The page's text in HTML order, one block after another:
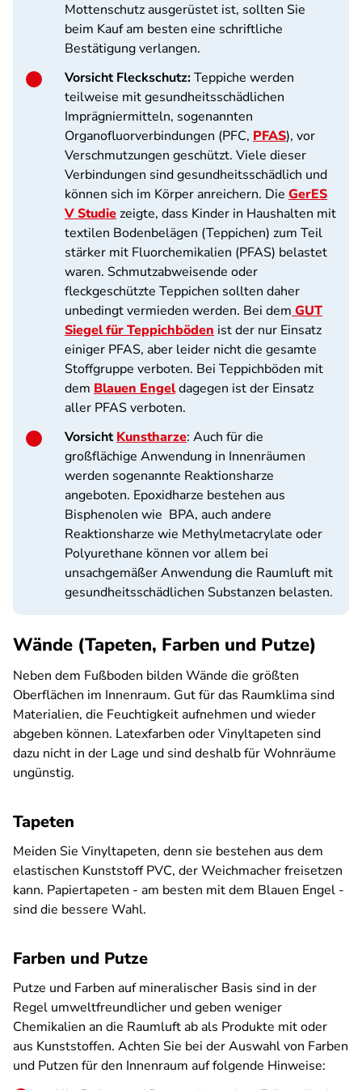
Mottenschutz ausgerüstet ist, sollten Sie
beim Kauf am besten eine schriftliche
Bestätigung verlangen.
Vorsicht Fleckschutz:Teppiche werden
teilweise mit gesundheitsschädlichen
Imprägniermitteln, sogenannten
Organofluorverbindungen (PFC, PFAS), vor
Verschmutzungen geschützt. Viele dieser
Verbindungen sind gesundheitsschädlich und
können sich im Körper anreichern. Die GerES
V Studiezeigte, dass Kinder in Haushalten mit
textilen Bodenbelägen (Teppichen) zum Teil
stärker mit Fluorchemikalien (PFAS) belastet
waren. Schmutzabweisende oder
fleckgeschützte Teppichen sollten daher
unbedingt vermieden werden. Bei dem GUT
Siegel für Teppichböden ist der nur Einsatz
einiger PFAS, aber leider nicht die gesamte
Stoffgruppe verboten. Bei Teppichböden mit
dem Blauen Engeldagegen ist der Einsatz
aller PFAS verboten.
VorsichtKunstharze: Auch für die
großflächige Anwendung in Innenräumen
werden sogenannte Reaktionsharze
angeboten. Epoxidharze bestehen aus
Bisphenolen wie BPA, auch andere
Reaktionsharze wie Methylmetacrylate oder
Polyurethane können vor allem bei
unsachgemäßer Anwendung die Raumluft mit
gesundheitsschädlichen Substanzen belasten.
Wände (Tapeten, Farben und Putze)
Neben dem Fußboden bilden Wände die größten
Oberflächen im Innenraum. Gut für das Raumklima sind
Materialien, die Feuchtigkeit aufnehmen und wieder
abgeben können. Latexfarben oder Vinyltapeten sind
dazu nicht in der Lage und sind deshalb für Wohnräume
ungünstig.
Tapeten
Meiden Sie Vinyltapeten, denn sie bestehen aus dem
elastischen Kunststoff PVC, der Weichmacher freisetzen
kann. Papiertapeten - am besten mit dem Blauen Engel -
sind die bessere Wahl.
Farben und Putze
Putze und Farben auf mineralischer Basis sind in der
Regel umweltfreundlicher und geben weniger
Chemikalien an die Raumluft ab als Produkte mit oder
aus Kunststoffen. Achten Sie bei der Auswahl von Farben
und Putzen für den Innenraum auf folgende Hinweise: